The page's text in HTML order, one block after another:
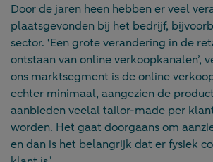
Door de jaren heen hebben er veel
plaatsgevonden bij het bedrijf,
sector. ‘Een grote verandering in de
ontstaan van online verkoopkanalen’,
ons marktsegment is de online
echter minimaal, aangezien de
aanbieden veelal tailor-made per
worden. Het gaat doorgaans om
en dan is het belangrijk dat er fysiek